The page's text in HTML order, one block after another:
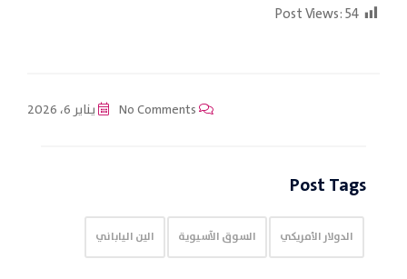
Post Views:54
يناير 6، 2026
Post Tags
الدولار الأمريكي السوق الآسيوية الين الياباني